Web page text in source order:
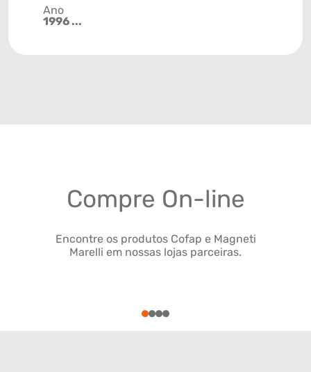
Ano
1996 ...
Compre On-line
Encontre os produtos Cofap e Magneti
Marelli em nossas lojas parceiras.
1234